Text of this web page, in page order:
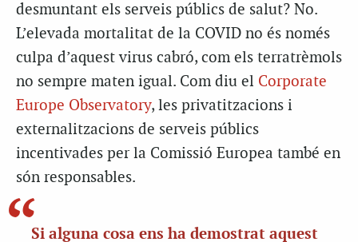
desmuntant els serveis públics de salut? No.
L’elevada mortalitat de la COVID no és només
culpa d’aquest virus cabró, com els terratrèmols
no sempre maten igual. Com diu el Corporate
Europe Observatory, les privatitzacions i
externalitzacions de serveis públics
incentivades per la Comissió Europea també en
són responsables.
Si alguna cosa ens ha demostrat aquest